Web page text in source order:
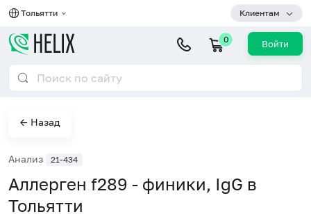
Тольятти Клиентам
0 Войти
← Назад
Анализ 21-434
Аллерген f289 - финики, IgG в
Тольятти